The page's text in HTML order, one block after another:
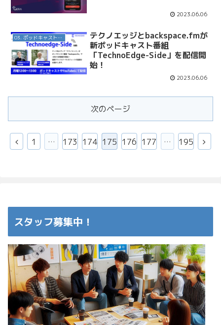
2023.06.06
03. ポッドキャスト番組
テクノエッジとbackspace.fmが
新ポッドキャスト番組
「TechnoEdge-Side」を配信開
始！
2023.06.06
次のページ
前
1 … 173 174 175 176 177 … 195
次
スタッフ募集中！